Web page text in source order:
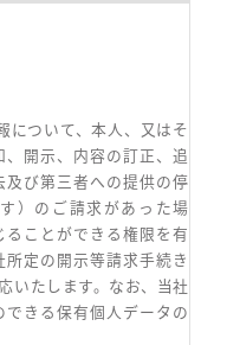
について、本人、又はそ
開示、内容の訂正、追
び第三者への提供の停
）のご請求があった場
ことができる権限を有
定の開示等請求手続き
いたします。なお、当社
きる保有個人データの